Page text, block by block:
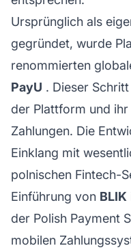
Ursprünglich als
gegründet, wurde
renommierten
PayU . Dieser
der Plattform und
Zahlungen. Die
Einklang mit
polnischen Fintech-
Einführung von BLIK
der Polish Payment
mobilen